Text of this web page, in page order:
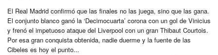
El Real Madrid confirmó que las finales no las juega, sino que las gana.
El conjunto blanco ganó la ‘Decimocuarta’ corona con un gol de Vinicius
y frenó el impetuoso ataque del Liverpool con un gran Thibaut Courtois.
Por esa gran conquista obtenida, nadie duerme y la fuente de las
Cibeles es hoy el punto...